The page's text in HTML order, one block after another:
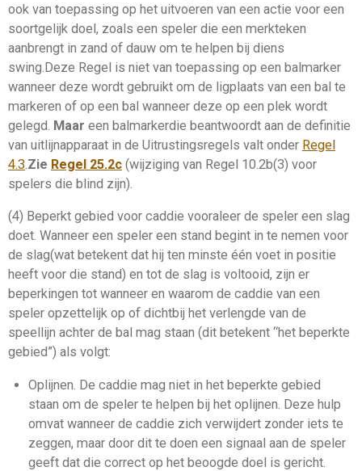
ook van toepassing op het uitvoeren van een actie voor een
soortgelijk doel, zoals een speler die een merkteken
aanbrengt in zand of dauw om te helpen bij diens
swing.Deze Regel is niet van toepassing op een balmarker
wanneer deze wordt gebruikt om de ligplaats van een bal te
markeren of op een bal wanneer deze op een plek wordt
gelegd. Maar een balmarkerdie beantwoordt aan de definitie
van uitlijnapparaat in de Uitrustingsregels valt onder Regel
4.3.Zie Regel 25.2c (wijziging van Regel 10.2b(3) voor
spelers die blind zijn).
(4) Beperkt gebied voor caddie vooraleer de speler een slag
doet. Wanneer een speler een stand begint in te nemen voor
de slag(wat betekent dat hij ten minste één voet in positie
heeft voor die stand) en tot de slag is voltooid, zijn er
beperkingen tot wanneer en waarom de caddie van een
speler opzettelijk op of dichtbij het verlengde van de
speellijn achter de bal mag staan (dit betekent “het beperkte
gebied”) als volgt:
Oplijnen . De caddie mag niet in het beperkte gebied
staan om de speler te helpen bij het oplijnen. Deze hulp
omvat wanneer de caddie zich verwijdert zonder iets te
zeggen, maar door dit te doen een signaal aan de speler
geeft dat die correct op het beoogde doel is gericht.